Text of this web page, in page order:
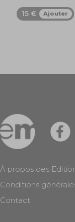
15 € Ajouter
À propos des
Conditions
Contact